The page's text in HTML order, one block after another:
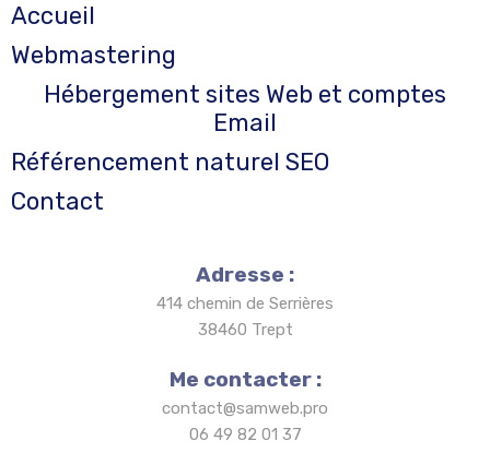
Accueil
Webmastering
Hébergement sites Web et comptes
Email
Référencement naturel SEO
Contact
Adresse :
414 chemin de Serrières
38460 Trept
Me contacter :
contact@samweb.pro
06 49 82 01 37